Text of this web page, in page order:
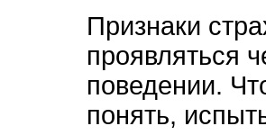
Признаки
проявляться
поведении.
понять,